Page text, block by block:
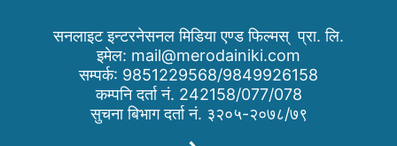
सनलाइट इन्टरनेसनल मिडिया एण्ड फिल्मस् प्रा. लि.
इमेल: mail@merodainiki.com
सम्पर्क: 9851229568/9849926158
कम्पनि दर्ता नं. 242158/077/078
सुचना बिभाग दर्ता नं. ३२०५-२०७८/७९